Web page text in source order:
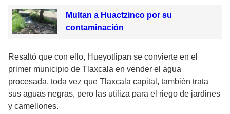
Multan a Huactzinco por su
contaminación
Resaltó que con ello, Hueyotlipan se convierte en el
primer municipio de Tlaxcala en vender el agua
procesada, toda vez que Tlaxcala capital, también trata
sus aguas negras, pero las utiliza para el riego de jardines
y camellones.